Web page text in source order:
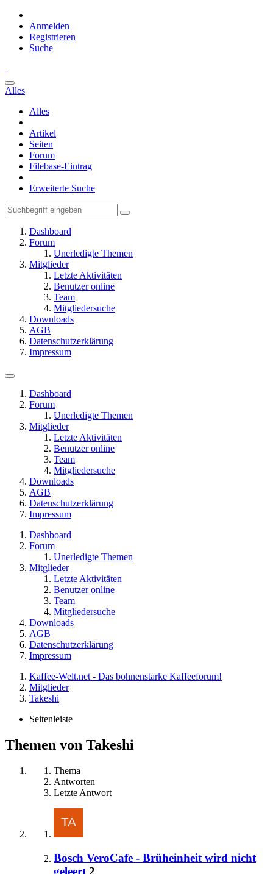
Anmelden
Registrieren
Suche
Alles
Alles
Artikel
Seiten
Forum
Filebase-Eintrag
Erweiterte Suche
Dashboard
Forum
Unerledigte Themen
Mitglieder
Letzte Aktivitäten
Benutzer online
Team
Mitgliedersuche
Downloads
AGB
Datenschutzerklärung
Impressum
Dashboard
Forum
Unerledigte Themen
Mitglieder
Letzte Aktivitäten
Benutzer online
Team
Mitgliedersuche
Downloads
AGB
Datenschutzerklärung
Impressum
Dashboard
Forum
Unerledigte Themen
Mitglieder
Letzte Aktivitäten
Benutzer online
Team
Mitgliedersuche
Downloads
AGB
Datenschutzerklärung
Impressum
Kaffee-Welt.net - Das bohnenstarke Kaffeeforum!
Mitglieder
Takeshi
Seitenleiste
Themen von Takeshi
Thema
Antworten
Letzte Antwort
Bosch VeroCafe - Brüheinheit wird nicht
geleert 2